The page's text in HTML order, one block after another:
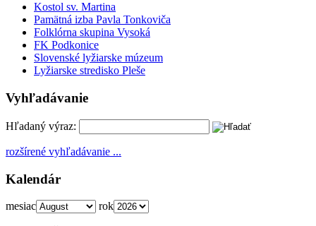
Kostol sv. Martina
Pamätná izba Pavla Tonkoviča
Folklórna skupina Vysoká
FK Podkonice
Slovenské lyžiarske múzeum
Lyžiarske stredisko Pleše
Vyhľadávanie
Hľadaný výraz:
rozšírené vyhľadávanie ...
Kalendár
mesiac rok